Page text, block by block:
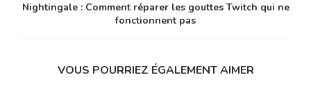
Nightingale : Comment réparer les gouttes Twitch qui ne
fonctionnent pas
VOUS POURRIEZ ÉGALEMENT AIMER